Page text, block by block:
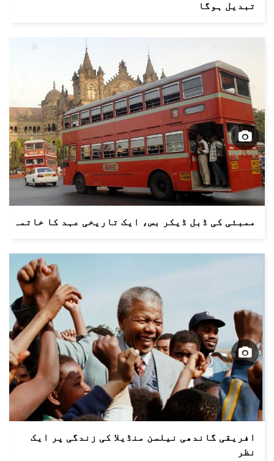
تبدیل ہوگا
ممبئی کی ڈبل ڈیکر بس، ایک تاریخی عہد کا خاتمہ
افریقی گاندھی نیلسن منڈیلا کی زندگی پر ایک
نظر